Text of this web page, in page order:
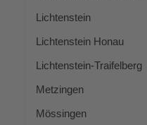
Lich­ten­stein
Lich­ten­stein Honau
Lich­ten­stein-Trai­fel­berg
Met­zin­gen
Mös­sin­gen